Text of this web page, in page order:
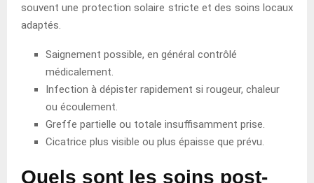
souvent une protection solaire stricte et des soins locaux
adaptés.
Saignement possible, en général contrôlé
médicalement.
Infection à dépister rapidement si rougeur, chaleur
ou écoulement.
Greffe partielle ou totale insuffisamment prise.
Cicatrice plus visible ou plus épaisse que prévu.
Quels sont les soins post-